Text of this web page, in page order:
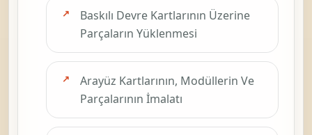
Baskılı Devre Kartlarının Üzerine
Parçaların Yüklenmesi
Arayüz Kartlarının, Modüllerin Ve
Parçalarının İmalatı